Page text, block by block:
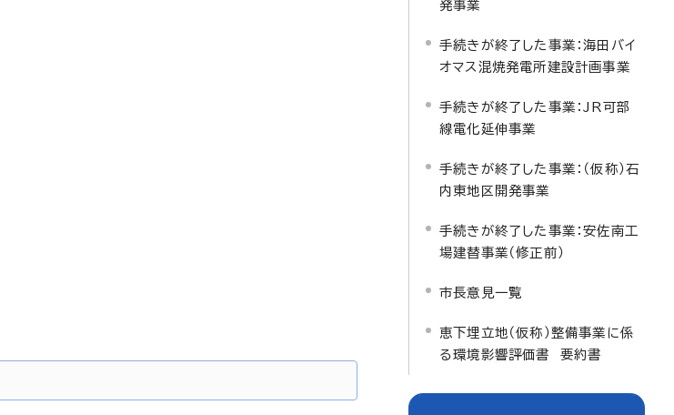
発事業
手続きが終了した事業：海田バイ
オマス混焼発電所建設計画事業
手続きが終了した事業：JR可部
線電化延伸事業
手続きが終了した事業：（仮称）石
内東地区開発事業
手続きが終了した事業：安佐南工
場建替事業（修正前）
市長意見一覧
恵下埋立地（仮称）整備事業に係
る環境影響評価書 要約書